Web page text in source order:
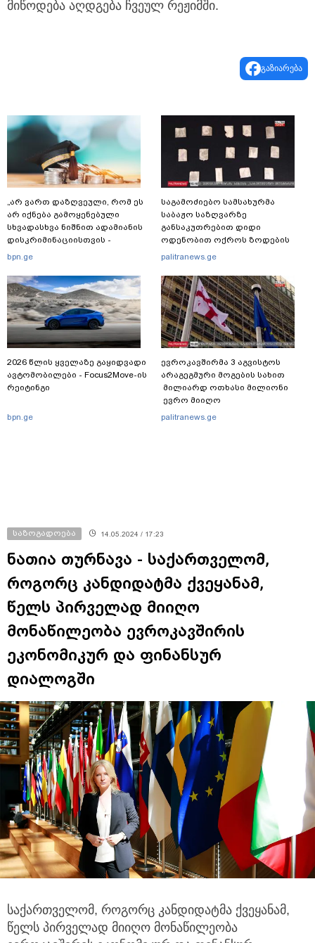
მიწოდება აღდგება ჩვეულ რეჟიმში.
გაზიარება
„არ ვართ დაზღვეული, რომ ეს
არ იქნება გამოყენებული
სხვადასხვა ნიშნით ადამიანის
დისკრიმინაციისთვის -
განათლების სისტემა დიდი
bpn.ge
2026 წლის ყველაზე გაყიდვადი
ავტომობილები - Focus2Move-ის
რეიტინგი
bpn.ge
საგამოძიებო სამსახურმა
საბაჟო საზღვარზე
განსაკუთრებით დიდი
ოდენობით ოქროს ზოდების
უკანონოდ გადმოტანის ფაქტზე
palitranews.ge
ევროკავშირმა 3 აგვისტოს
არაგეგმური მოგების სახით
მილიარდ ოთხასი მილიონი
ევრო მიიღო
palitranews.ge
საზოგადოება 14.05.2024 / 17:23
ნათია თურნავა - საქართველომ,
როგორც კანდიდატმა ქვეყანამ,
წელს პირველად მიიღო
მონაწილეობა ევროკავშირის
ეკონომიკურ და ფინანსურ
დიალოგში
საქართველომ, როგორც კანდიდატმა ქვეყანამ,
წელს პირველად მიიღო მონაწილეობა